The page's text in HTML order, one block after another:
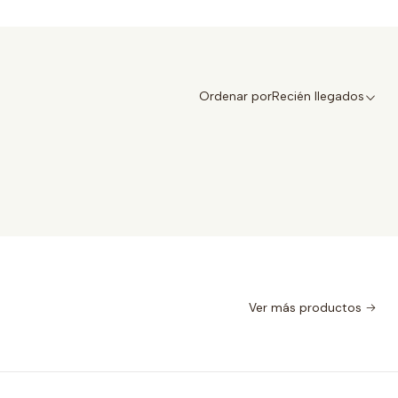
Ordenar porRecién llegados
Ver más productos